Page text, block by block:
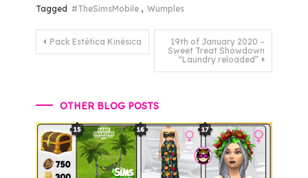
Tagged #TheSimsMobile , Wumples
Post
Pack Estética Kinésica
19th of January 2020 –
Sweet Treat Showdown
“Laundry reloaded”
OTHER BLOG POSTS